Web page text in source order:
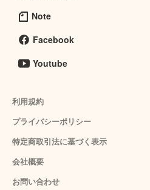
Note
Facebook
Youtube
利用規約
プライバシーポリシー
特定商取引法に基づく表示
会社概要
お問い合わせ